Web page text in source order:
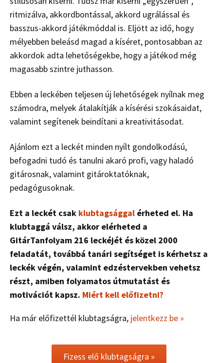
ritmizálva, akkordbontással, akkord ugrálással és
basszus-akkord játékmóddal is. Eljött az idő, hogy
mélyebben beleásd magad a kíséret, pontosabban az
akkordok adta lehetőségekbe, hogy a játékod még
magasabb szintre juthasson.
Ebben a leckében teljesen új lehetőségek nyílnak meg
számodra, melyek átalakítják a kísérési szokásaidat,
valamint segítenek beindítani a kreativitásodat.
Ajánlom ezt a leckét minden nyílt gondolkodású,
befogadni tudó és tanulni akaró profi, vagy haladó
gitárosnak, valamint gitároktatóknak,
pedagógusoknak.
Ezt a leckét csak klubtagsággal érheted el. Ha
klubtaggá válsz, akkor elérheted a
GitárTanfolyam 216 leckéjét és közel 2000
feladatát, továbbá tanári segítséget is kérhetsz a
leckék végén, valamint edzéstervekben vehetsz
részt, amiben folyamatos útmutatást és
motivációt kapsz. Miért kell előfizetni?
Ha már előfizettél klubtagságra, jelentkezz be »
Fizess elő klubtagságra »